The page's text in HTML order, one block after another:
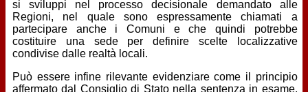
si sviluppi nel processo decisionale demandato alle
Regioni, nel quale sono espressamente chiamati a
partecipare anche i Comuni e che quindi potrebbe
costituire una sede per definire scelte localizzative
condivise dalle realtà locali.
Può essere infine rilevante evidenziare come il principio
affermato dal Consiglio di Stato nella sentenza in esame,